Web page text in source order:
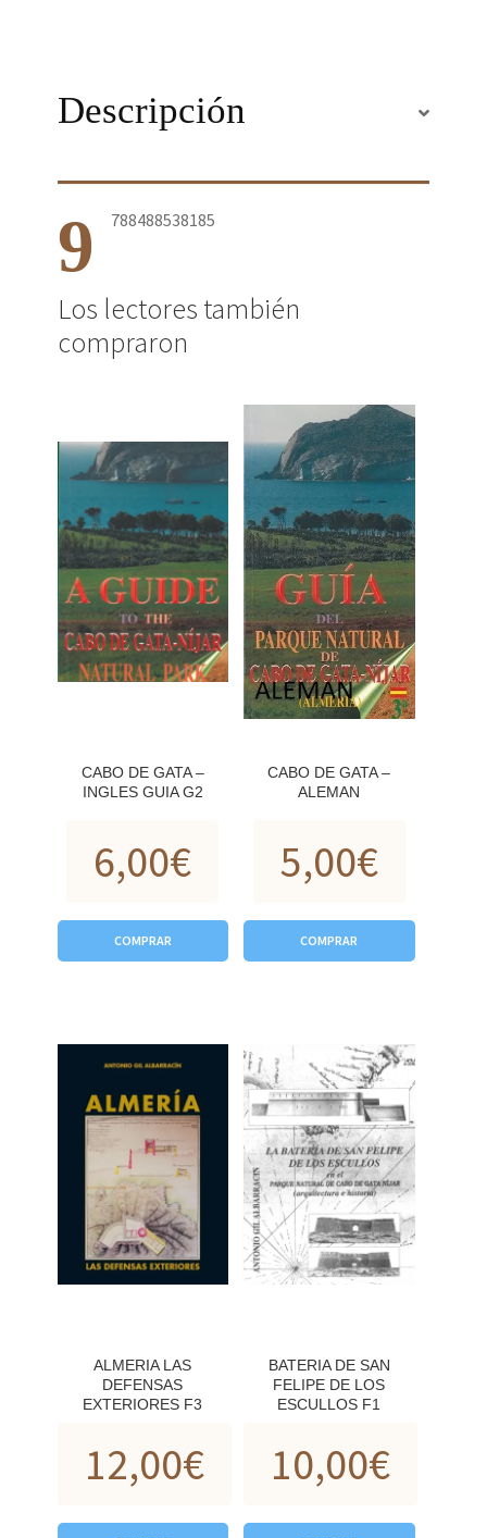
Descripción
9 788488538185
Los lectores también
compraron
CABO DE GATA –
INGLES GUIA G2
6,00€
COMPRAR
CABO DE GATA –
ALEMAN
5,00€
COMPRAR
ALMERIA LAS
DEFENSAS
EXTERIORES F3
12,00€
BATERIA DE SAN
FELIPE DE LOS
ESCULLOS F1
10,00€